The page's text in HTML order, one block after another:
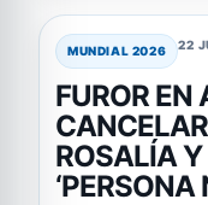
MUNDIAL 2026 22
FUROR EN
ROSALÍA
‘PERSONA